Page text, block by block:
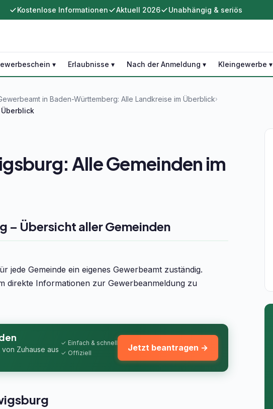
Kostenlose Informationen Aktuell 2026 Unabhängig & seriös
▾ Erlaubnisse ▾ Nach der Anmeldung ▾ Kleingewerbe ▾
in Baden-Württemberg: Alle Landkreise im Überblick›
Alle Gemeinden im
– Übersicht aller Gemeinden
jede Gemeinde ein eigenes Gewerbeamt zuständig.
direkte Informationen zur Gewerbeanmeldung zu
Zuhause aus
✓ Einfach & schnell
✓ Offiziell
Jetzt beantragen →